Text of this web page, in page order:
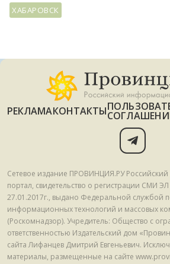
ХАБАРОВСК
РЕКЛАМАКОНТАКТЫ
Сетевое издание ПРОВИНЦИЯ.РУ
портал, свидетельство о регистрации СМИ
27.01.2017г., выдано Федеральной службой
информационных технологий и массовых
(Роскомнадзор). Учредитель: Общество с
ответственностью Издательский дом
сайта Лифанцев Дмитрий Евгеньевич.
материалы, размещенные на сайте